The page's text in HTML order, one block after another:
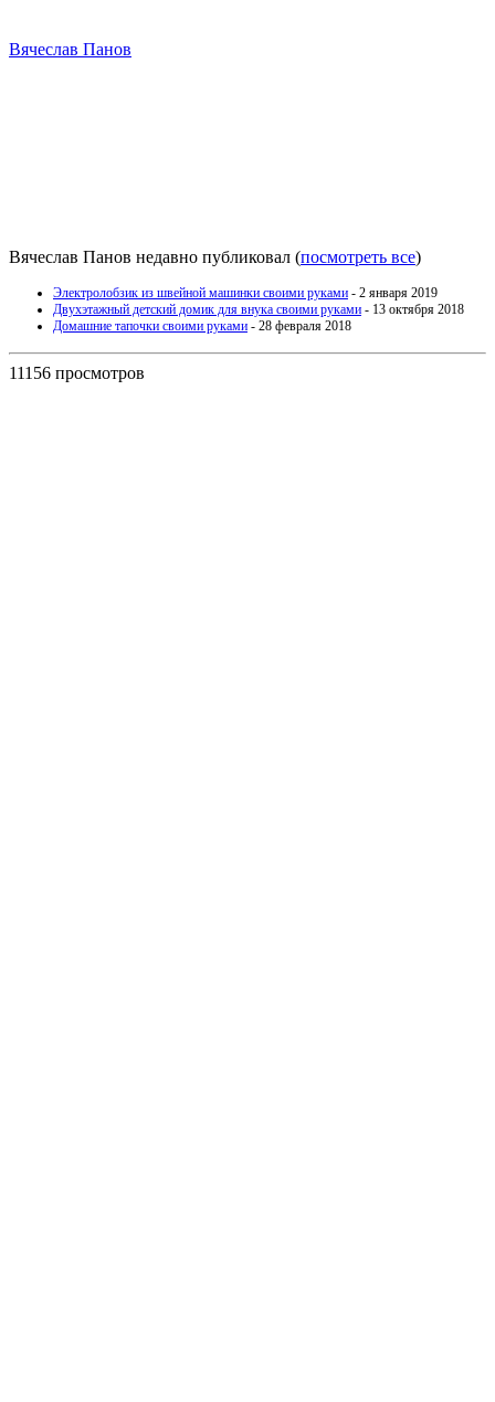
Вячеслав Панов
Вячеслав Панов недавно публиковал (посмотреть все)
Электролобзик из швейной машинки своими руками - 2 января 2019
Двухэтажный детский домик для внука своими руками - 13 октября 2018
Домашние тапочки своими руками - 28 февраля 2018
11156 просмотров